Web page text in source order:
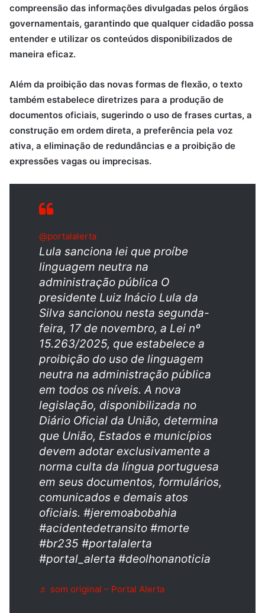
compreensão das informações divulgadas pelos órgãos
governamentais, garantindo que qualquer cidadão possa
entender e utilizar os conteúdos disponibilizados de
maneira eficaz.
Além da proibição das novas formas de flexão, o texto
também estabelece diretrizes para a produção de
documentos oficiais, sugerindo o uso de frases curtas, a
construção em ordem direta, a preferência pela voz
ativa, a eliminação de redundâncias e a proibição de
expressões vagas ou imprecisas.
@portalalerta
Lula sanciona lei que proíbe
linguagem neutra na
administração pública O
presidente Luiz Inácio Lula da
Silva sancionou nesta segunda-
feira, 17 de novembro, a Lei nº
15.263/2025, que estabelece a
proibição do uso de linguagem
neutra na administração pública
em todos os níveis. A nova
legislação, disponibilizada no
Diário Oficial da União, determina
que União, Estados e municípios
devem adotar exclusivamente a
norma culta da língua portuguesa
em seus documentos, formulários,
comunicados e demais atos
oficiais. #jeremoabobahia
#acidentedetransito #morte
#br235 #portalalerta
#portal_alerta #deolhonanoticia
♬ som original – Portal Alerta